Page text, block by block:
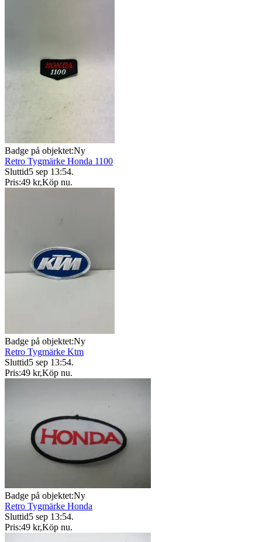
Badge på objektet:Ny
Retro Tygmärke Honda 1100
Sluttid5 sep 13:54.
Pris:49 kr,Köp nu.
Badge på objektet:Ny
Retro Tygmärke Ktm
Sluttid5 sep 13:54.
Pris:49 kr,Köp nu.
Badge på objektet:Ny
Retro Tygmärke Honda
Sluttid5 sep 13:54.
Pris:49 kr,Köp nu.